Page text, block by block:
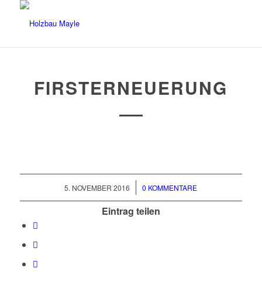
FIRSTERNEUERUNG
5. NOVEMBER 2016
/ 0 KOMMENTARE
Eintrag teilen